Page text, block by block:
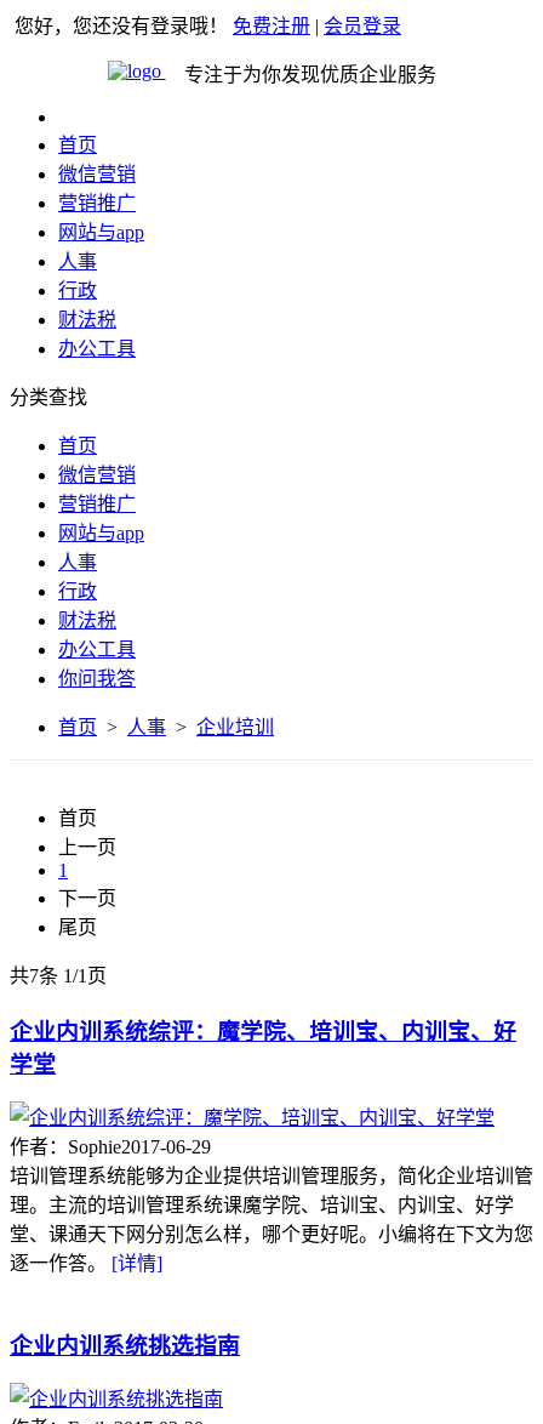
您好，您还没有登录哦！ 免费注册 | 会员登录
专注于为你发现优质企业服务
首页
微信营销
营销推广
网站与app
人事
行政
财法税
办公工具
分类查找
首页
微信营销
营销推广
网站与app
人事
行政
财法税
办公工具
你问我答
首页 > 人事 > 企业培训
首页
上一页
1
下一页
尾页
共7条 1/1页
企业内训系统综评：魔学院、培训宝、内训宝、好
学堂
作者：Sophie2017-06-29
培训管理系统能够为企业提供培训管理服务，简化企业培训管
理。主流的培训管理系统课魔学院、培训宝、内训宝、好学
堂、课通天下网分别怎么样，哪个更好呢。小编将在下文为您
逐一作答。 [详情]
企业内训系统挑选指南